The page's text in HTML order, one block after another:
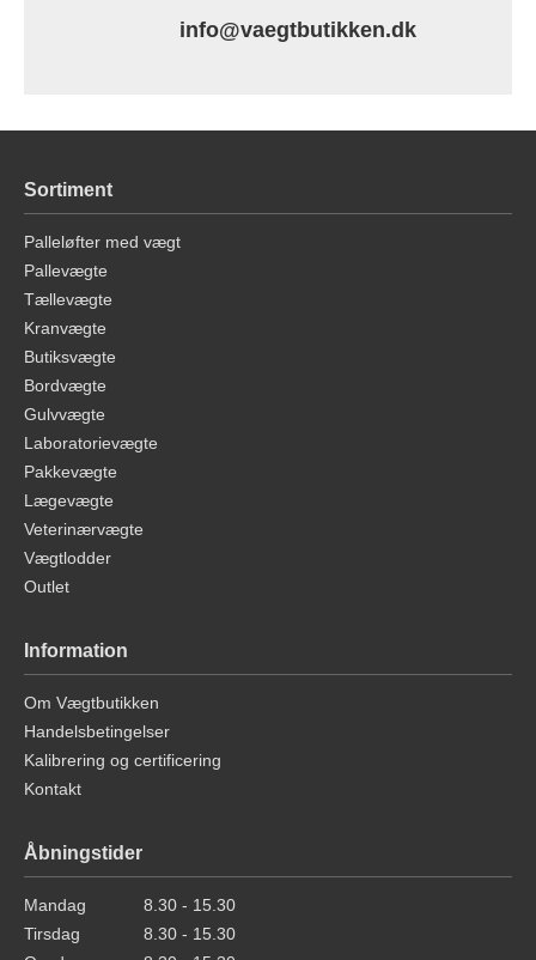
info@vaegtbutikken.dk
Sortiment
Palleløfter med vægt
Pallevægte
Tællevægte
Kranvægte
Butiksvægte
Bordvægte
Gulvvægte
Laboratorievægte
Pakkevægte
Lægevægte
Veterinærvægte
Vægtlodder
Outlet
Information
Om Vægtbutikken
Handelsbetingelser
Kalibrering og certificering
Kontakt
Åbningstider
Mandag
8.30 - 15.30
Tirsdag
8.30 - 15.30